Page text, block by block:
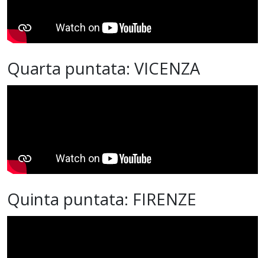
Quarta puntata: VICENZA
Quinta puntata: FIRENZE